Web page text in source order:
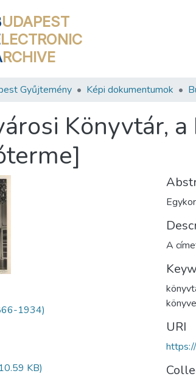
UDAPEST
LECTRONIC
RCHIVE
Gyűjtemény Képi dokumentumok
Könyvtár,
1934)
KB)
A
URI